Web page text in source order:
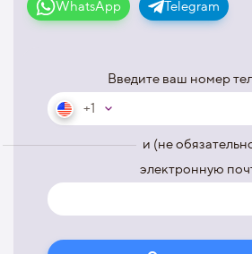
WhatsApp Telegram
Введите ваш номер
+1
и (не
электронную